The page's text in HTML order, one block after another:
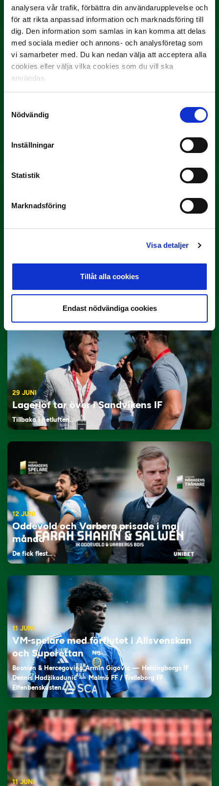
analysera vår trafik, förbättra din användarupplevelse och
för att rikta anpassad information och marknadsföring till
dig. Den information som samlas in kan komma att delas
med sociala medier och annons- och analysföretag som
vi samarbeter med. Du kan nedan välja att acceptera alla
cookies eller välja vilka cookies som du vill ska
användas.
Nödvändig
Inställningar
Statistik
Marknadsföring
Visa detaljer
Tillåt alla cookies
Endast nödvändiga cookies
projektil”
Slog till i…
Rösta på Månadens Tränare i juni
29 JUNI
Lagerlöf tar över i Sandvikens IF
Tillbaka i hetluften…
12 JUNI
Oddevold och Varberg prisade i maj
månad
De fick flest…
11 JUNI
VM-spelare med förflutet i Allsvenskan
och Superettan
Bosnien & Hercegovina Armin Gigovic — Helsingborgs IF
Dennis Hadžikadunić — Malmö FF / Trelleborg FF
Elfenbenskusten…
11 JUNI